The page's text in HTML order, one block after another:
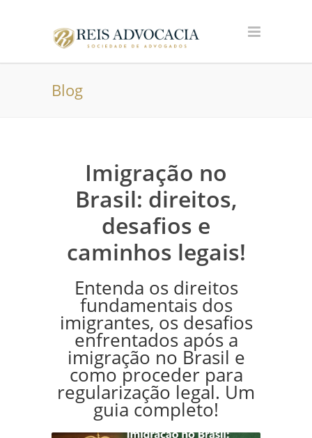
Blog
Imigração no
Brasil: direitos,
desafios e
caminhos legais!
Entenda os direitos
fundamentais dos
imigrantes, os desafios
enfrentados após a
imigração no Brasil e
como proceder para
regularização legal. Um
guia completo!